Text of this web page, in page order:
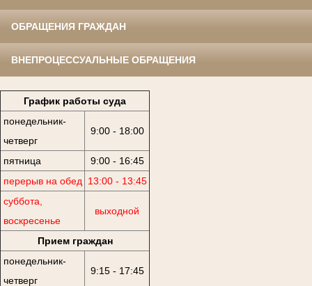
ОБРАЩЕНИЯ ГРАЖДАН
ВНЕПРОЦЕССУАЛЬНЫЕ ОБРАЩЕНИЯ
График работы суда
понедельник-
четверг
9:00 - 18:00
пятница
9:00 - 16:45
перерыв на обед
13:00 - 13:45
суббота,
воскресенье
выходной
Прием граждан
понедельник-
четверг
9:15 - 17:45